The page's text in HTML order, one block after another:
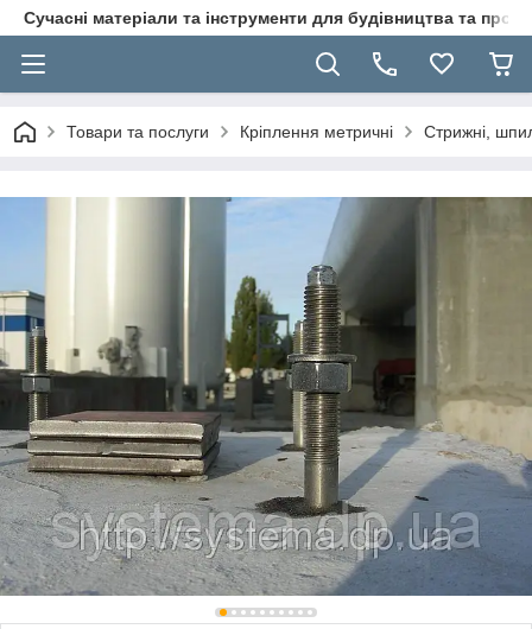
Сучасні матеріали та інструменти для будівництва та
Товари та послуги Кріплення метричні Стрижні,